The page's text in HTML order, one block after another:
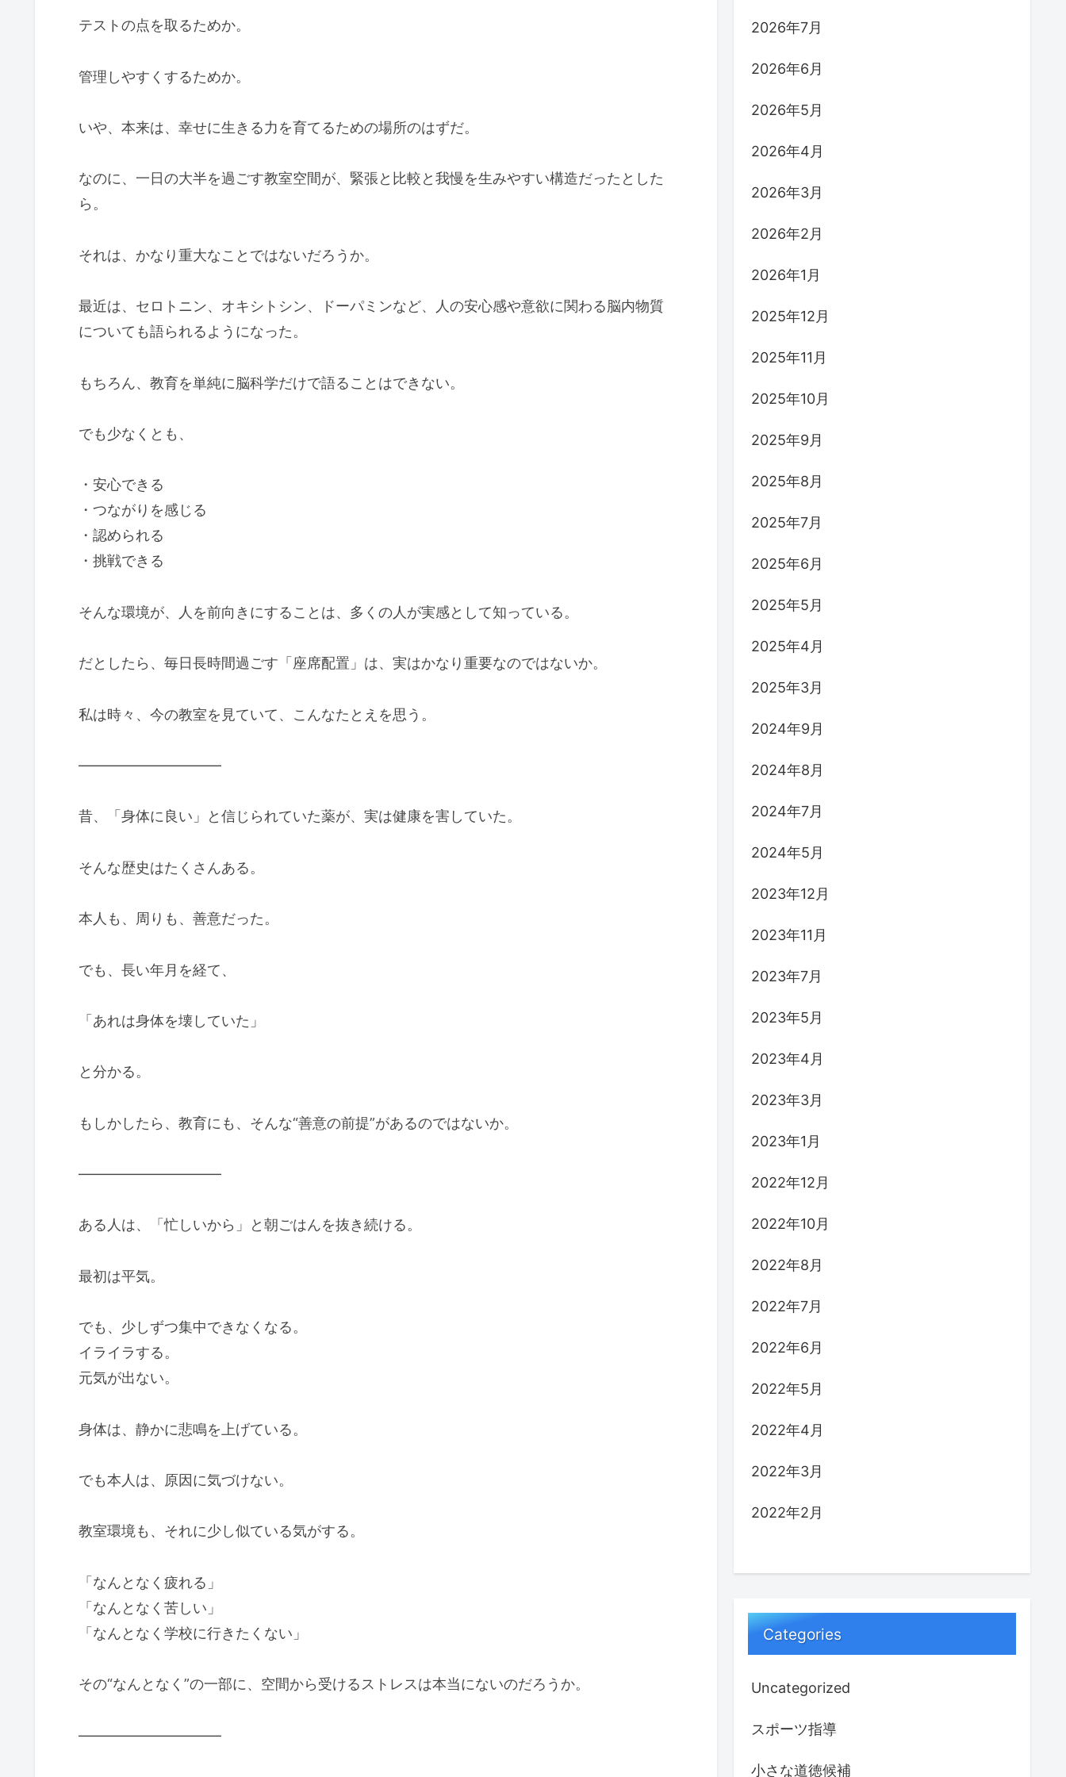
テストの点を取るためか。
管理しやすくするためか。
いや、本来は、幸せに生きる力を育てるための場所のはずだ。
なのに、一日の大半を過ごす教室空間が、緊張と比較と我慢を生みやすい構造だったとした
ら。
それは、かなり重大なことではないだろうか。
最近は、セロトニン、オキシトシン、ドーパミンなど、人の安心感や意欲に関わる脳内物質
についても語られるようになった。
もちろん、教育を単純に脳科学だけで語ることはできない。
でも少なくとも、
・安心できる
・つながりを感じる
・認められる
・挑戦できる
そんな環境が、人を前向きにすることは、多くの人が実感として知っている。
だとしたら、毎日長時間過ごす「座席配置」は、実はかなり重要なのではないか。
私は時々、今の教室を見ていて、こんなたとえを思う。
――――――――――
昔、「身体に良い」と信じられていた薬が、実は健康を害していた。
そんな歴史はたくさんある。
本人も、周りも、善意だった。
でも、長い年月を経て、
「あれは身体を壊していた」
と分かる。
もしかしたら、教育にも、そんな“善意の前提”があるのではないか。
――――――――――
ある人は、「忙しいから」と朝ごはんを抜き続ける。
最初は平気。
でも、少しずつ集中できなくなる。
イライラする。
元気が出ない。
身体は、静かに悲鳴を上げている。
でも本人は、原因に気づけない。
教室環境も、それに少し似ている気がする。
「なんとなく疲れる」
「なんとなく苦しい」
「なんとなく学校に行きたくない」
その“なんとなく”の一部に、空間から受けるストレスは本当にないのだろうか。
――――――――――
2026年7月
2026年6月
2026年5月
2026年4月
2026年3月
2026年2月
2026年1月
2025年12月
2025年11月
2025年10月
2025年9月
2025年8月
2025年7月
2025年6月
2025年5月
2025年4月
2025年3月
2024年9月
2024年8月
2024年7月
2024年5月
2023年12月
2023年11月
2023年7月
2023年5月
2023年4月
2023年3月
2023年1月
2022年12月
2022年10月
2022年8月
2022年7月
2022年6月
2022年5月
2022年4月
2022年3月
2022年2月
Categories
Uncategorized
スポーツ指導
小さな道徳候補